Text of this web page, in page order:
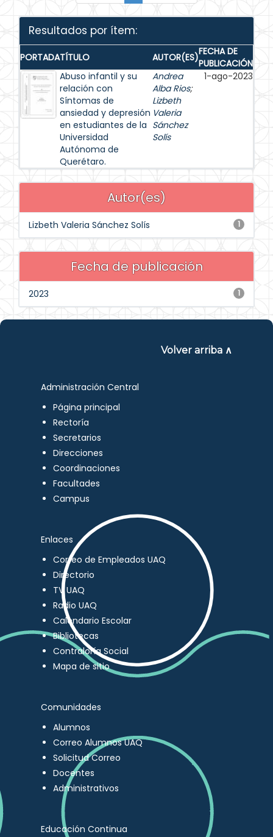
Resultados por ítem:
PORTADATÍTULO AUTOR(ES)FECHA DE
PUBLICACIÓN
Abuso infantil y su
relación con
Síntomas de
ansiedad y depresión
en estudiantes de la
Universidad
Autónoma de
Querétaro.
Andrea
Alba Rios;
Lizbeth
Valeria
Sánchez
Solís
1-ago-2023
Autor(es)
1
Lizbeth Valeria Sánchez Solís
Fecha de publicación
1
2023
Volver arriba ∧
Administración Central
Página principal
Rectoría
Secretarios
Direcciones
Coordinaciones
Facultades
Campus
Enlaces
Correo de Empleados UAQ
Directorio
TV UAQ
Radio UAQ
Calendario Escolar
Bibliotecas
Contraloría Social
Mapa de sitio
Comunidades
Alumnos
Correo Alumnos UAQ
Solicitud Correo
Docentes
Administrativos
Educación Continua